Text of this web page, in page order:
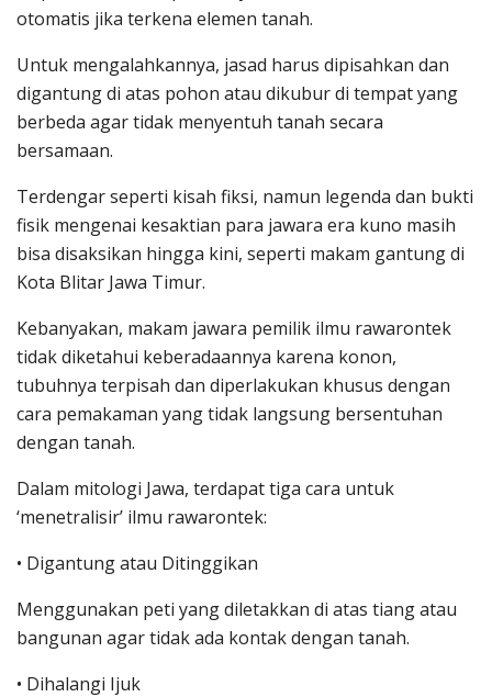
otomatis jika terkena elemen tanah.
Untuk mengalahkannya, jasad harus dipisahkan dan
digantung di atas pohon atau dikubur di tempat yang
berbeda agar tidak menyentuh tanah secara
bersamaan.
Terdengar seperti kisah fiksi, namun legenda dan bukti
fisik mengenai kesaktian para jawara era kuno masih
bisa disaksikan hingga kini, seperti makam gantung di
Kota Blitar Jawa Timur.
Kebanyakan, makam jawara pemilik ilmu rawarontek
tidak diketahui keberadaannya karena konon,
tubuhnya terpisah dan diperlakukan khusus dengan
cara pemakaman yang tidak langsung bersentuhan
dengan tanah.
Dalam mitologi Jawa, terdapat tiga cara untuk
‘menetralisir’ ilmu rawarontek:
• Digantung atau Ditinggikan
Menggunakan peti yang diletakkan di atas tiang atau
bangunan agar tidak ada kontak dengan tanah.
• Dihalangi Ijuk